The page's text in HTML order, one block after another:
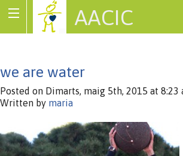
AACIC
we are water
Posted on Dimarts, maig 5th, 2015 at 8:23
Written by maria